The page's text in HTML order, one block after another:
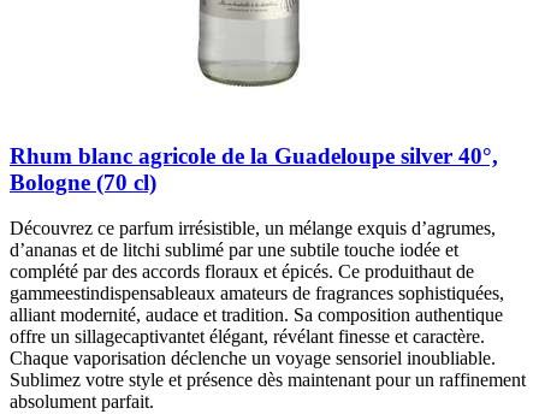
Rhum blanc agricole de la Guadeloupe silver 40°,
Bologne (70 cl)
Découvrez ce parfum irrésistible, un mélange exquis d’agrumes,
d’ananas et de litchi sublimé par une subtile touche iodée et
complété par des accords floraux et épicés. Ce produithaut de
gammeestindispensableaux amateurs de fragrances sophistiquées,
alliant modernité, audace et tradition. Sa composition authentique
offre un sillagecaptivantet élégant, révélant finesse et caractère.
Chaque vaporisation déclenche un voyage sensoriel inoubliable.
Sublimez votre style et présence dès maintenant pour un raffinement
absolument parfait.